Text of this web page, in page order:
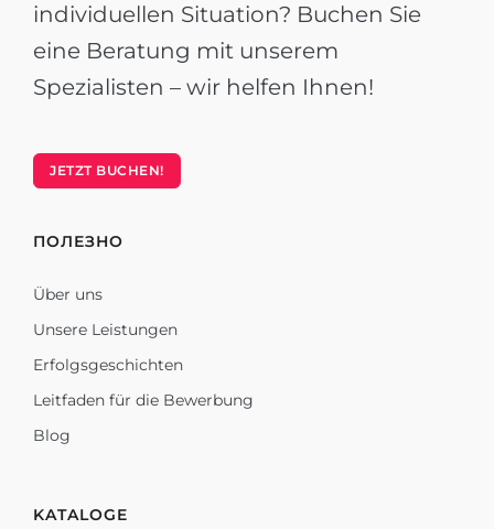
individuellen Situation? Buchen Sie
eine Beratung mit unserem
Spezialisten – wir helfen Ihnen!
JETZT BUCHEN!
ПОЛЕЗНО
Über uns
Unsere Leistungen
Erfolgsgeschichten
Leitfaden für die Bewerbung
Blog
KATALOGE